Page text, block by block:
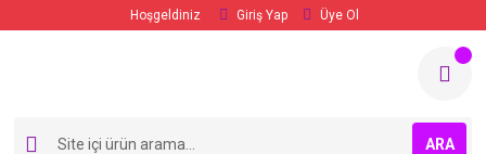
Hoşgeldiniz Giriş Yap Üye Ol
ARA